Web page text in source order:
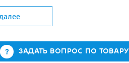
T; PST; ACR
ЗАДАТЬ ВОПРОС ПО ТОВАРУ